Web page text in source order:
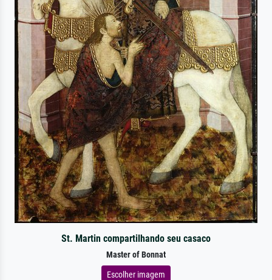
St. Martin compartilhando seu casaco
Master of Bonnat
Escolher imagem